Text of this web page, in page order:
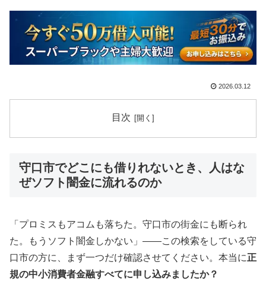
2026.03.12
目次
守口市でどこにも借りれないとき、人はな
ぜソフト闇金に流れるのか
「プロミスもアコムも落ちた。守口市の街金にも断られ
た。もうソフト闇金しかない」——この検索をしている守
口市の方に、まず一つだけ確認させてください。本当に正
規の中小消費者金融すべてに申し込みましたか？